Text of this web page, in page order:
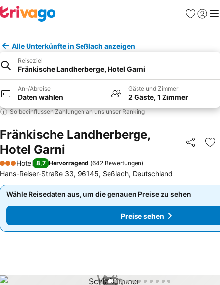
Favoriten
Alle Unterkünfte in Seßlach anzeigen
Reiseziel
Fränkische Landherberge, Hotel Garni
An-/Abreise
Daten wählen
Gäste und Zimmer
2 Gäste, 1 Zimmer
So beeinflussen Zahlungen an uns unser Ranking
Fränkische Landherberge,
Hotel Garni
Teilen
3 Sterne
Hotel 8,7 Hervorragend (642 Bewertungen)
Hans-Reiser-Straße 33, 96145, Seßlach, Deutschland
Wähle Reisedaten aus, um die genauen Preise zu sehen
Preise sehen
Wähle Reisedaten aus, um die genauen Preise zu sehen
Preise sehen
1 / 11